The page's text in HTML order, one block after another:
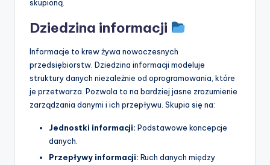
skupioną.
Dziedzina informacji
Informacje to krew żywa nowoczesnych
przedsiębiorstw. Dziedzina informacji modeluje
struktury danych niezależnie od oprogramowania, które
je przetwarza. Pozwala to na bardziej jasne zrozumienie
zarządzania danymi i ich przepływu. Skupia się na:
Jednostki informacji: Podstawowe koncepcje
danych.
Przepływy informacji: Ruch danych między